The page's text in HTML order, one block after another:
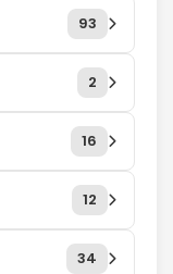
93
2
16
12
34